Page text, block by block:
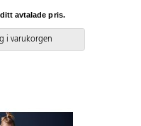
bord som är lätt
att leka och
vatten. Efter 8
IP65.
cm, djup på
avtalade pris.
i varukorgen